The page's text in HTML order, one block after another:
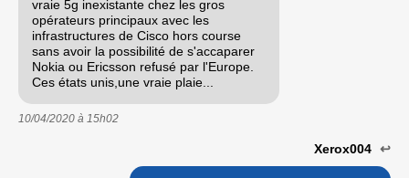
vraie 5g inexistante chez les gros
opérateurs principaux avec les
infrastructures de Cisco hors course
sans avoir la possibilité de s'accaparer
Nokia ou Ericsson refusé par l'Europe.
Ces états unis,une vraie plaie...
10/04/2020 à 15h02
Xerox004 ↩